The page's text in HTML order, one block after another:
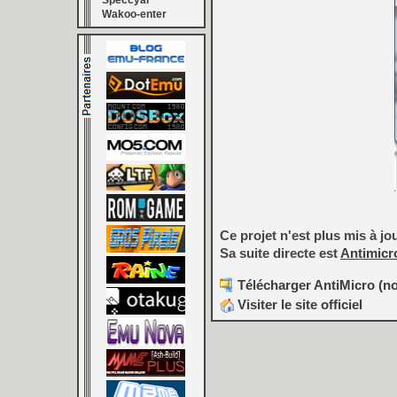
Wakoo-enter
Ce projet n'est plus mis à
Sa suite directe est
Télécharger AntiMicro
Visiter le site officiel